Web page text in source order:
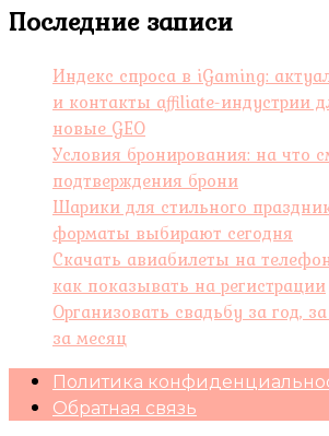
Последние записи
Индекс спроса в iGaming:
и контакты affiliate-индустрии
новые GEO
Условия бронирования: на что
подтверждения брони
Шарики для стильного
форматы выбирают сегодня
Скачать авиабилеты на
как показывать на регистрации
Организовать свадьбу за год,
за месяц
Политика
Обратная связь